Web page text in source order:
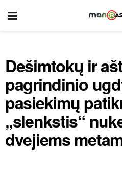
Dešimtokų ir
pagrindinio
pasiekimų
„slenkstis“
dvejiems